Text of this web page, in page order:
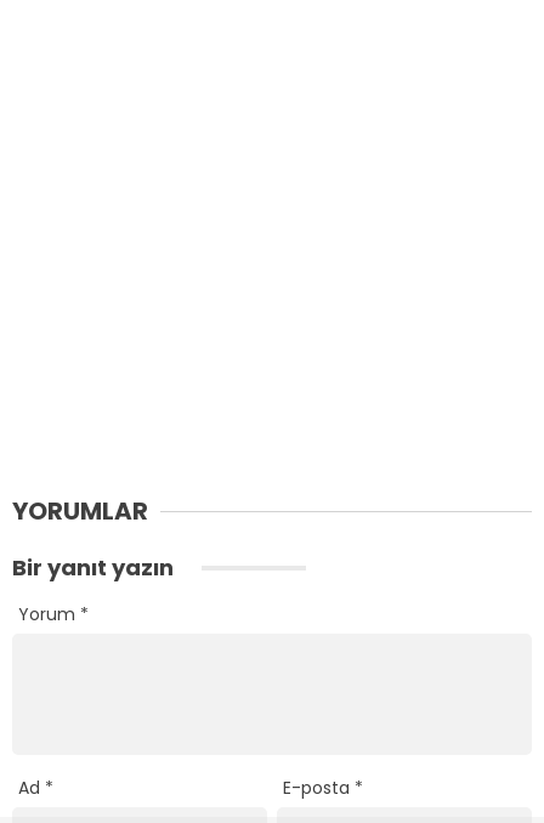
YORUMLAR
Bir yanıt yazın
Yorum *
Ad * E-posta *